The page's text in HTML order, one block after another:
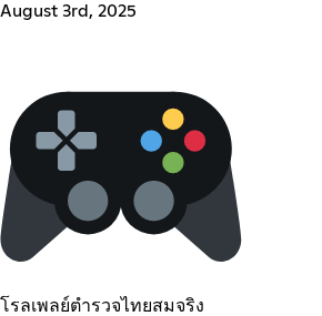
August 3rd, 2025
โรลเพลย์ตำรวจไทยสมจริง